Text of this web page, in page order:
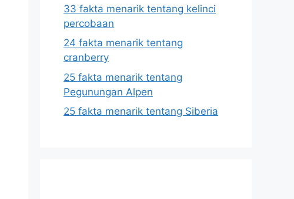
33 fakta menarik tentang kelinci
percobaan
24 fakta menarik tentang
cranberry
25 fakta menarik tentang
Pegunungan Alpen
25 fakta menarik tentang Siberia